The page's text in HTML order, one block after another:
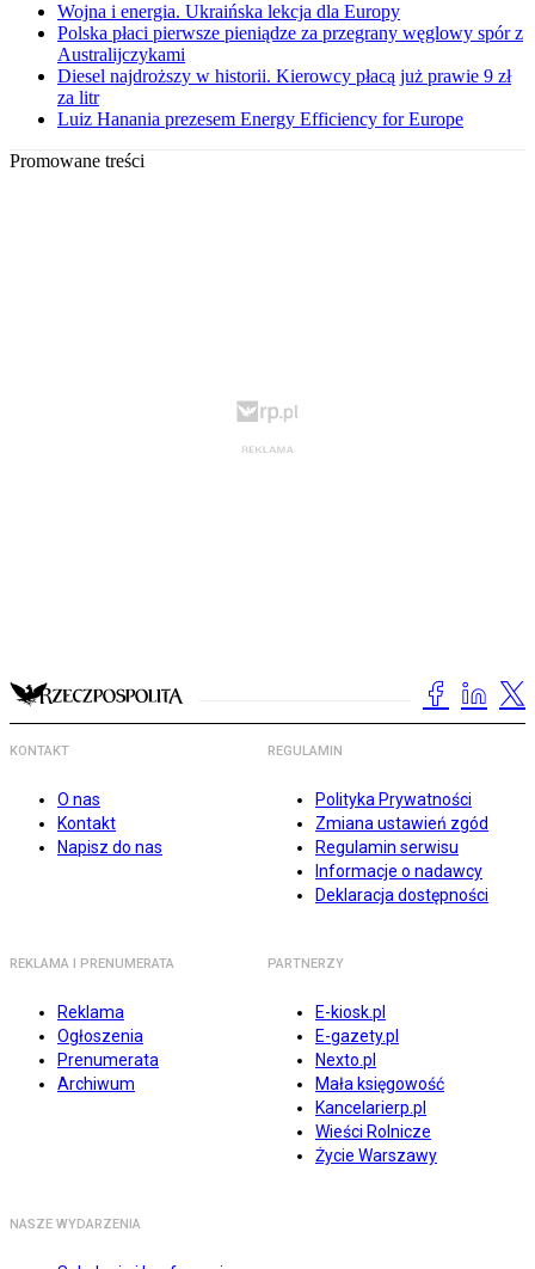
Wojna i energia. Ukraińska lekcja dla Europy
Polska płaci pierwsze pieniądze za przegrany węglowy spór z
Australijczykami
Diesel najdroższy w historii. Kierowcy płacą już prawie 9 zł
za litr
Luiz Hanania prezesem Energy Efficiency for Europe
Promowane treści
KONTAKT
O nas
Kontakt
Napisz do nas
REGULAMIN
Polityka Prywatności
Zmiana ustawień zgód
Regulamin serwisu
Informacje o nadawcy
Deklaracja dostępności
REKLAMA I PRENUMERATA
Reklama
Ogłoszenia
Prenumerata
Archiwum
PARTNERZY
E-kiosk.pl
E-gazety.pl
Nexto.pl
Mała księgowość
Kancelarierp.pl
Wieści Rolnicze
Życie Warszawy
NASZE WYDARZENIA